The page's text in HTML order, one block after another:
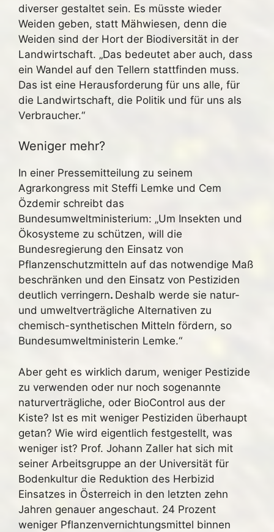
diverser gestaltet sein. Es müsste wieder
Weiden geben, statt Mähwiesen, denn die
Weiden sind der Hort der Biodiversität in der
Landwirtschaft. „Das bedeutet aber auch, dass
ein Wandel auf den Tellern stattfinden muss.
Das ist eine Herausforderung für uns alle, für
die Landwirtschaft, die Politik und für uns als
Verbraucher.“
Weniger mehr?
In einer Pressemitteilung zu seinem
Agrarkongress mit Steffi Lemke und Cem
Özdemir schreibt das
Bundesumweltministerium: „Um Insekten und
Ökosysteme zu schützen, will die
Bundesregierung den Einsatz von
Pflanzenschutzmitteln auf das notwendige Maß
beschränken und den Einsatz von Pestiziden
deutlich verringern. Deshalb werde sie natur-
und umweltverträgliche Alternativen zu
chemisch-synthetischen Mitteln fördern, so
Bundesumweltministerin Lemke.“
Aber geht es wirklich darum, weniger Pestizide
zu verwenden oder nur noch sogenannte
naturverträgliche, oder BioControl aus der
Kiste? Ist es mit weniger Pestiziden überhaupt
getan? Wie wird eigentlich festgestellt, was
weniger ist? Prof. Johann Zaller hat sich mit
seiner Arbeitsgruppe an der Universität für
Bodenkultur die Reduktion des Herbizid
Einsatzes in Österreich in den letzten zehn
Jahren genauer angeschaut. 24 Prozent
weniger Pflanzenvernichtungsmittel binnen